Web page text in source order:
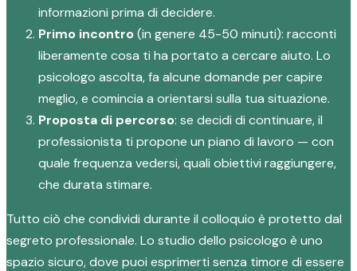
informazioni prima di decidere.
Primo incontro(in genere 45-50 minuti): racconti
liberamente cosa ti ha portato a cercare aiuto. Lo
psicologo ascolta, fa alcune domande per capire
meglio, e comincia a orientarsi sulla tua situazione.
Proposta di percorso: se decidi di continuare, il
professionista ti propone un piano di lavoro — con
quale frequenza vedersi, quali obiettivi raggiungere,
che durata stimare.
Tutto ciò che condividi durante il colloquio è protetto dal
segreto professionale. Lo studio dello psicologo è uno
spazio sicuro, dove puoi esprimerti senza timore di essere